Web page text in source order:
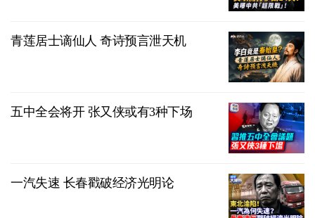
青莲居士谪仙人 奇诗预言泄天机
五中全会将开 张又侠或有3种下场
一汽失速 长春戳破经济光明论